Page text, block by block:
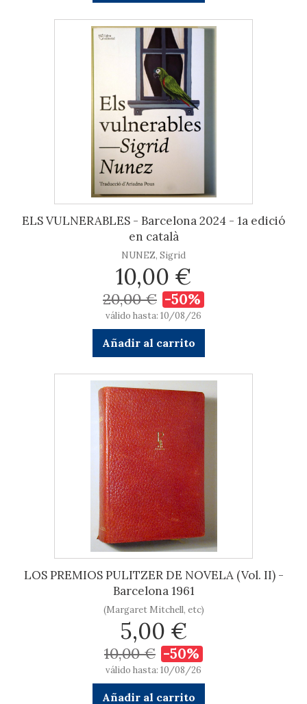
ELS VULNERABLES - Barcelona 2024 - 1a edició
en català
NUNEZ, Sigrid
10,00 €
20,00 € -50%
válido hasta: 10/08/26
Añadir al carrito
LOS PREMIOS PULITZER DE NOVELA (Vol. II) -
Barcelona 1961
(Margaret Mitchell, etc)
5,00 €
10,00 € -50%
válido hasta: 10/08/26
Añadir al carrito